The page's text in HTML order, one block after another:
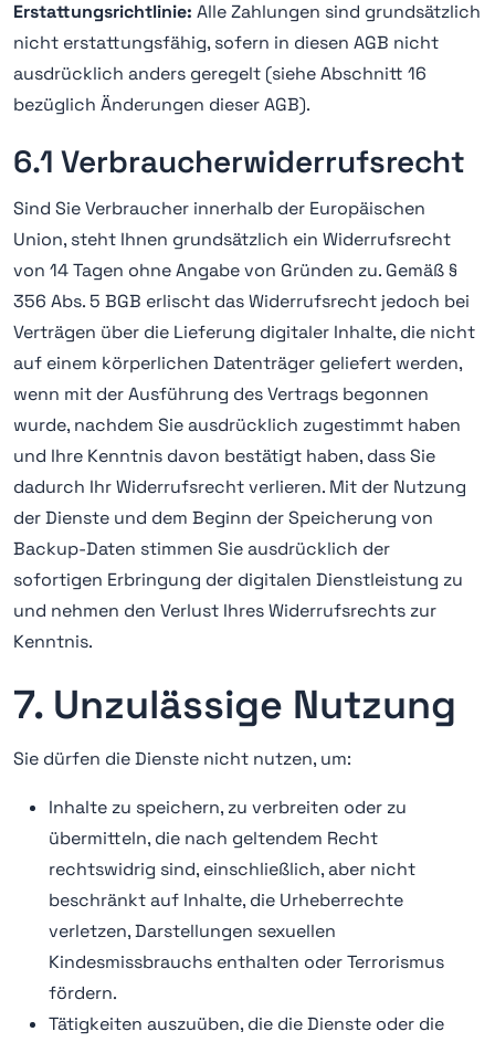
Erstattungsrichtlinie: Alle Zahlungen sind grundsätzlich
nicht erstattungsfähig, sofern in diesen AGB nicht
ausdrücklich anders geregelt (siehe Abschnitt 16
bezüglich Änderungen dieser AGB).
6.1 Verbraucherwiderrufsrecht
Sind Sie Verbraucher innerhalb der Europäischen
Union, steht Ihnen grundsätzlich ein Widerrufsrecht
von 14 Tagen ohne Angabe von Gründen zu. Gemäß §
356 Abs. 5 BGB erlischt das Widerrufsrecht jedoch bei
Verträgen über die Lieferung digitaler Inhalte, die nicht
auf einem körperlichen Datenträger geliefert werden,
wenn mit der Ausführung des Vertrags begonnen
wurde, nachdem Sie ausdrücklich zugestimmt haben
und Ihre Kenntnis davon bestätigt haben, dass Sie
dadurch Ihr Widerrufsrecht verlieren. Mit der Nutzung
der Dienste und dem Beginn der Speicherung von
Backup-Daten stimmen Sie ausdrücklich der
sofortigen Erbringung der digitalen Dienstleistung zu
und nehmen den Verlust Ihres Widerrufsrechts zur
Kenntnis.
7. Unzulässige Nutzung
Sie dürfen die Dienste nicht nutzen, um:
Inhalte zu speichern, zu verbreiten oder zu
übermitteln, die nach geltendem Recht
rechtswidrig sind, einschließlich, aber nicht
beschränkt auf Inhalte, die Urheberrechte
verletzen, Darstellungen sexuellen
Kindesmissbrauchs enthalten oder Terrorismus
fördern.
Tätigkeiten auszuüben, die die Dienste oder die